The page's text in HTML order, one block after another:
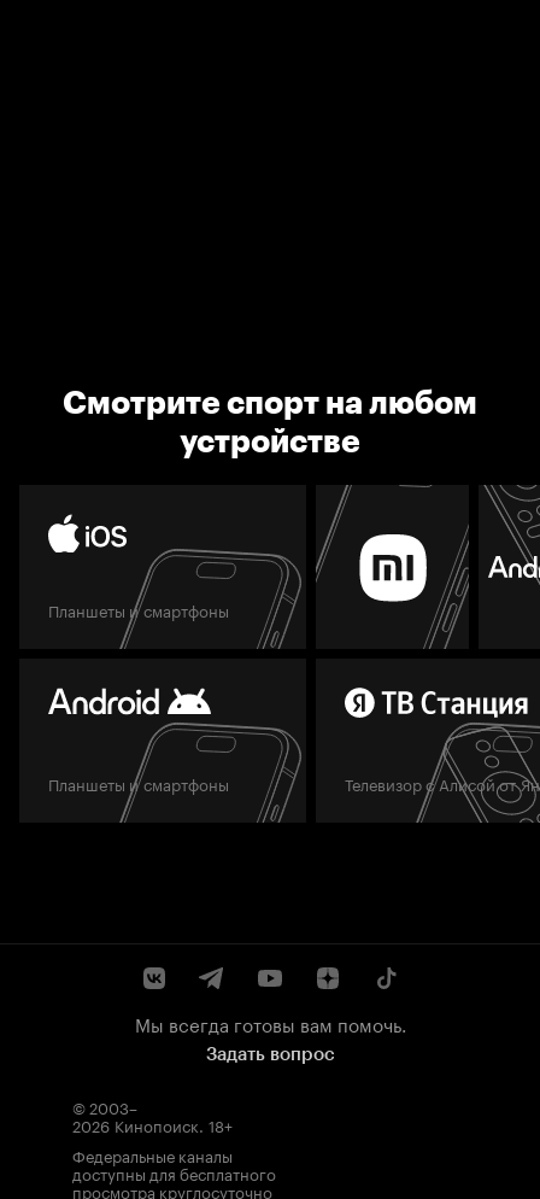
Смотрите спорт на любом
устройстве
Планшеты и смартфоны
Планшеты и смартфоны Телевизор с Алисой от
Мы всегда готовы вам помочь.
Задать вопрос
© 2003–
2026 Кинопоиск. 18+
Федеральные каналы
доступны для бесплатного
просмотра круглосуточно